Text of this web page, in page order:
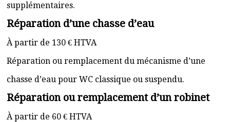
supplémentaires.
Réparation d’une chasse d’eau
À partir de 130 € HTVA
Réparation ou remplacement du mécanisme d’une
chasse d’eau pour WC classique ou suspendu.
Réparation ou remplacement d’un robinet
À partir de 60 € HTVA